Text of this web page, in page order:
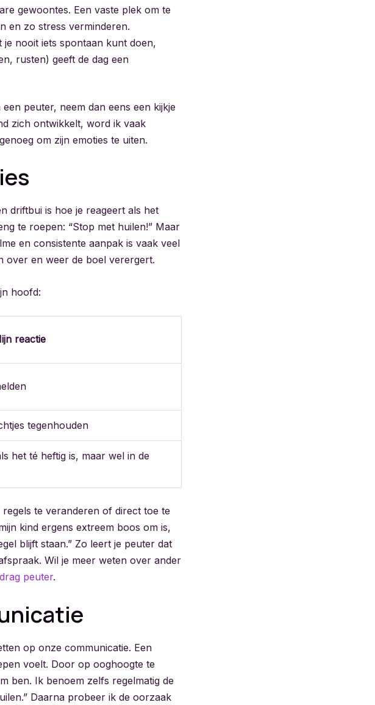
gewoontes. Een vaste plek om te
en zo stress verminderen.
je nooit iets spontaan kunt doen,
rusten) geeft de dag een
peuter, neem dan eens een kijkje
zich ontwikkelt, word ik vaak
om zijn emoties te uiten.
driftbui is hoe je reageert als het
te roepen: “Stop met huilen!” Maar
en consistente aanpak is vaak veel
over en weer de boel verergert.
hoofd:
reactie
tegenhouden
het té heftig is, maar wel in de
te veranderen of direct toe te
kind ergens extreem boos om is,
blijft staan.” Zo leert je peuter dat
Wil je meer weten over ander
peuter.
op onze communicatie. Een
voelt. Door op ooghoogte te
ben. Ik benoem zelfs regelmatig de
Daarna probeer ik de oorzaak